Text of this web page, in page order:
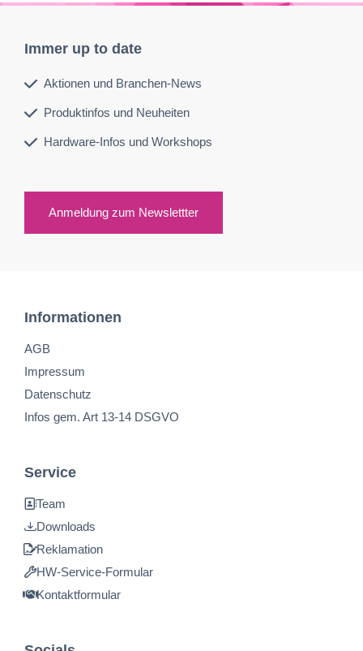
Immer up to date
Aktionen und Branchen-News
Produktinfos und Neuheiten
Hardware-Infos und Workshops
Anmeldung zum Newslettter
Informationen
AGB
Impressum
Datenschutz
Infos gem. Art 13-14 DSGVO
Service
Team
Downloads
Reklamation
HW-Service-Formular
Kontaktformular